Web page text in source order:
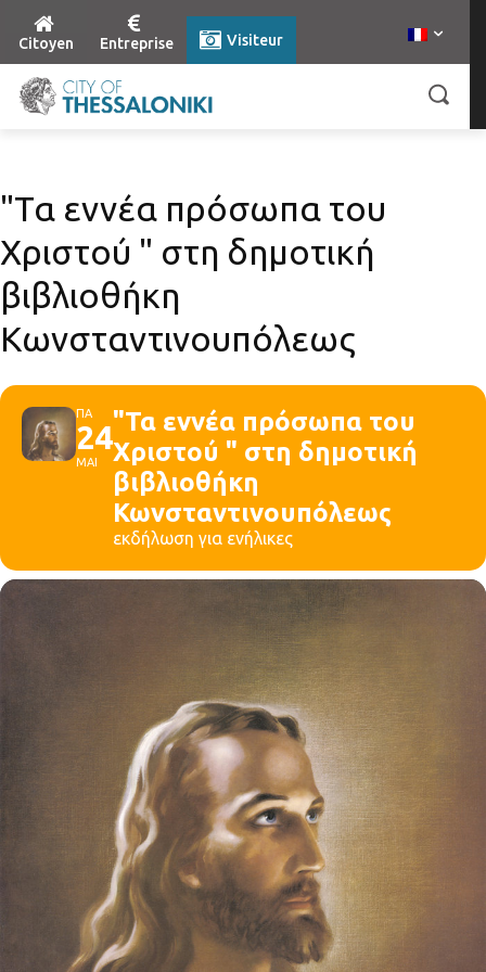
Citoyen Entreprise Visiteur
"Τα εννέα πρόσωπα του
Χριστού " στη δημοτική
βιβλιοθήκη
Κωνσταντινουπόλεως
ΠΑ
24
ΜΑΙ
"Τα εννέα πρόσωπα του
Χριστού " στη δημοτική
βιβλιοθήκη
Κωνσταντινουπόλεως
εκδήλωση για ενήλικες